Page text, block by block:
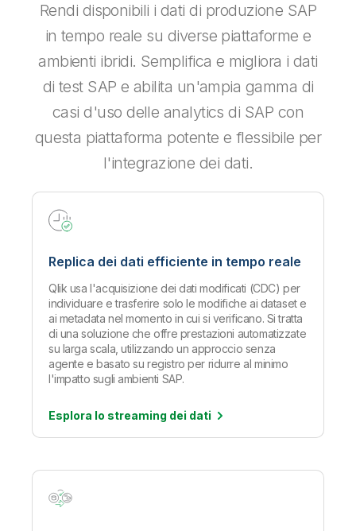
Rendi disponibili i dati di produzione SAP
in tempo reale su diverse piattaforme e
ambienti ibridi. Semplifica e migliora i dati
di test SAP e abilita un'ampia gamma di
casi d'uso delle analytics di SAP con
questa piattaforma potente e flessibile per
l'integrazione dei dati.
Replica dei dati efficiente in tempo reale
Qlik usa l'acquisizione dei dati modificati (CDC) per
individuare e trasferire solo le modifiche ai dataset e
ai metadata nel momento in cui si verificano. Si tratta
di una soluzione che offre prestazioni automatizzate
su larga scala, utilizzando un approccio senza
agente e basato su registro per ridurre al minimo
l'impatto sugli ambienti SAP.
Esplora lo streaming dei dati